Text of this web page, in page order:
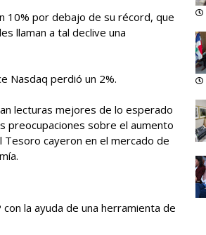
10% por debajo de su récord, que
llaman a tal declive una
Nasdaq perdió un 2%.
lecturas mejores de lo esperado
preocupaciones sobre el aumento
cayeron en el mercado de
la ayuda de una herramienta de